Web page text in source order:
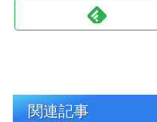
関連記事